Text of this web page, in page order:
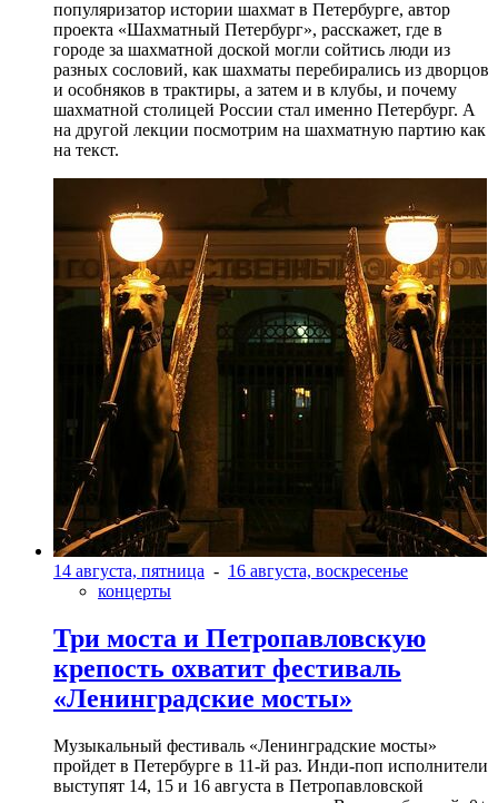
популяризатор истории шахмат в Петербурге, автор
проекта «Шахматный Петербург», расскажет, где в
городе за шахматной доской могли сойтись люди из
разных сословий, как шахматы перебирались из дворцов
и особняков в трактиры, а затем и в клубы, и почему
шахматной столицей России стал именно Петербург. А
на другой лекции посмотрим на шахматную партию как
на текст.
14 августа, пятница - 16 августа, воскресенье
концерты
Три моста и Петропавловскую
крепость охватит фестиваль
«Ленинградские мосты»
Музыкальный фестиваль «Ленинградские мосты»
пройдет в Петербурге в 11-й раз. Инди-поп исполнители
выступят 14, 15 и 16 августа в Петропавловской